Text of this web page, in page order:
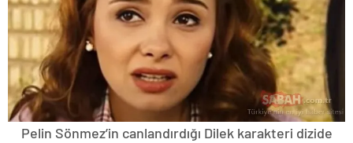
Pelin Sönmez’in canlandırdığı Dilek karakteri dizide